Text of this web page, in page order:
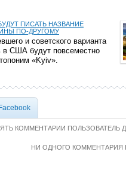
ПИСАТЬ НАЗВАНИЕ
ПО-ДРУГОМУ
и советского варианта
в США будут повсеместно
«Kyiv».
Facebook
КОММЕНТАРИИ
НИ ОДНОГО КОММЕНТАРИЯ